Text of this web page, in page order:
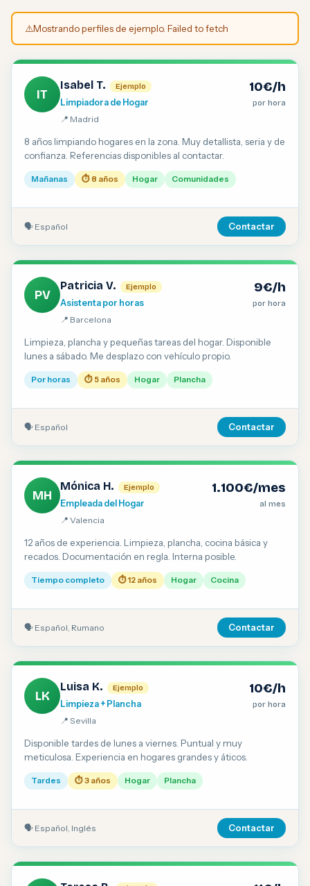
⚠️Mostrando perfiles de ejemplo. Failed to fetch
IT
Isabel T. Ejemplo
Limpiadora de Hogar
📍 Madrid
10€/h
por hora
8 años limpiando hogares en la zona. Muy detallista, seria y de
confianza. Referencias disponibles al contactar.
Mañanas ⏱ 8 años Hogar Comunidades
🗣 Español Contactar
PV
Patricia V. Ejemplo
Asistenta por horas
📍 Barcelona
9€/h
por hora
Limpieza, plancha y pequeñas tareas del hogar. Disponible
lunes a sábado. Me desplazo con vehículo propio.
Por horas ⏱ 5 años Hogar Plancha
🗣 Español Contactar
MH
Mónica H. Ejemplo
Empleada del Hogar
📍 Valencia
1.100€/mes
al mes
12 años de experiencia. Limpieza, plancha, cocina básica y
recados. Documentación en regla. Interna posible.
Tiempo completo ⏱ 12 años Hogar Cocina
🗣 Español, Rumano Contactar
LK
Luisa K. Ejemplo
Limpieza + Plancha
📍 Sevilla
10€/h
por hora
Disponible tardes de lunes a viernes. Puntual y muy
meticulosa. Experiencia en hogares grandes y áticos.
Tardes ⏱ 3 años Hogar Plancha
🗣 Español, Inglés Contactar